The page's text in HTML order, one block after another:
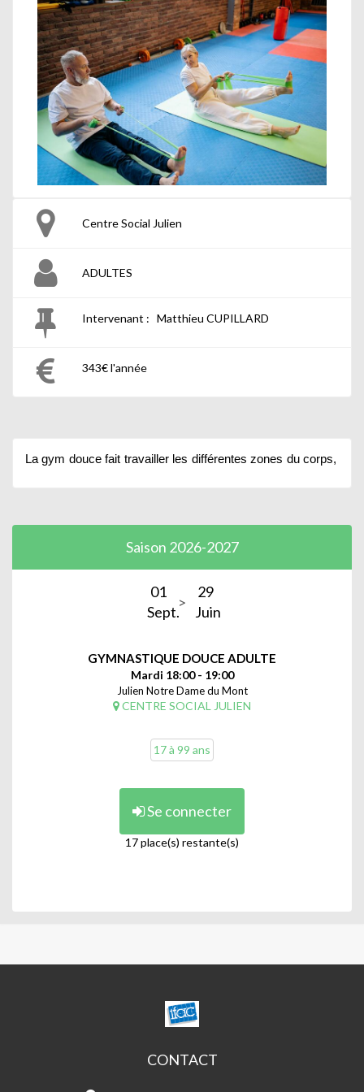
Centre Social Julien
ADULTES
Intervenant : Matthieu CUPILLARD
343€ l'année
La gym douce fait travailler les différentes zones du corps,
Saison 2026-2027
01
Sept.
29
Juin
GYMNASTIQUE DOUCE ADULTE
Mardi 18:00 - 19:00
Julien Notre Dame du Mont
CENTRE SOCIAL JULIEN
17 à 99 ans
Se connecter
17 place(s) restante(s)
CENTRE
SOCIAL
DAME
DU
CONTACT